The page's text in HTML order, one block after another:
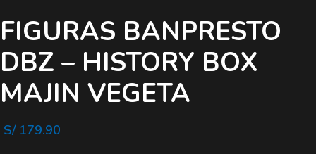
FIGURAS BANPRESTO
DBZ – HISTORY BOX
MAJIN VEGETA
S/179.90